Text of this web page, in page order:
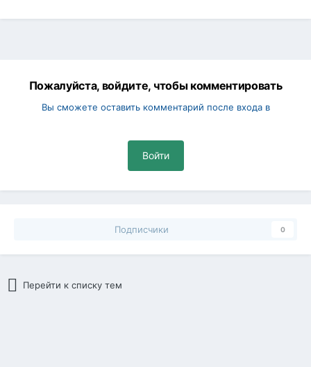
Пожалуйста, войдите, чтобы комментировать
Вы сможете оставить комментарий после входа в
Войти
Подписчики 0
Перейти к списку тем